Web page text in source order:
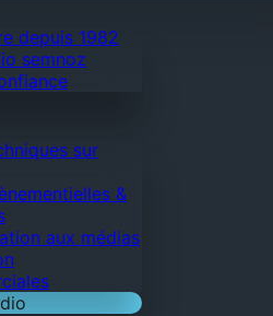
depuis 1982
semnoz
sur
&
aux médias